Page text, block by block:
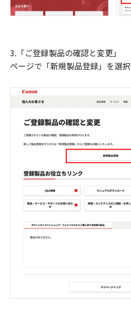
3.「ご登録製品の確認と変更」
ページで「新規製品登録」を選択